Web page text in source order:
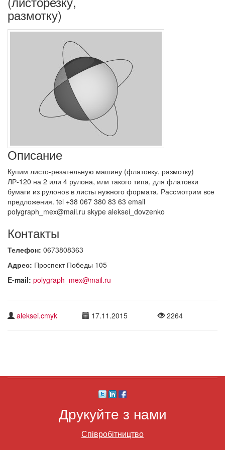
размотку)
Описание
Купим листо-резательную машину (флатовку, размотку)
ЛР-120 на 2 или 4 рулона, или такого типа, для флатовки
бумаги из рулонов в листы нужного формата. Рассмотрим все
предложения. tel +38 067 380 83 63 email
polygraph_mex@mail.ru skype aleksei_dovzenko
Контакты
Телефон: 0673808363
Адрес: Проспект Победы 105
E-mail: polygraph_mex@mail.ru
aleksei.cmyk 17.11.2015 2264
Друкуйте з нами
Співробітництво